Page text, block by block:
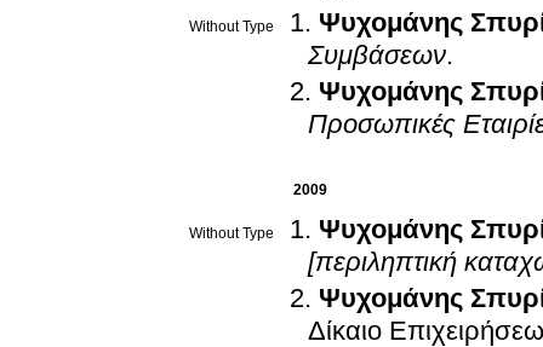
Without Type
Ψυχομάνης
Συμβάσεων.
Ψυχομάνης
Προσωπικές
2009
Without Type
Ψυχομάνης
[περιληπτική
Ψυχομάνης
Δίκαιο